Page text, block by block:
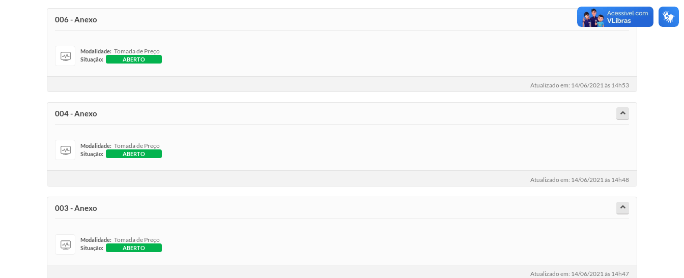
006 - Anexo
Modalidade: Tomada de Preço
Situação: ABERTO
Atualizado em: 14/06/2021 às 14h53
004 - Anexo
Modalidade: Tomada de Preço
Situação: ABERTO
Atualizado em: 14/06/2021 às 14h48
003 - Anexo
Modalidade: Tomada de Preço
Situação: ABERTO
Atualizado em: 14/06/2021 às 14h47